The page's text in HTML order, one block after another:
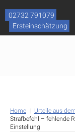
content
02732 791079
Ersteinschätzung
Home
Urteile aus
Strafbefehl – fehlende
Einstellung